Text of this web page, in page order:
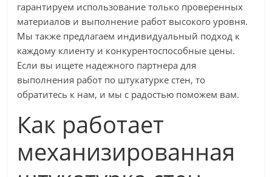
гарантируем использование только проверенных
материалов и выполнение работ высокого уровня.
Мы также предлагаем индивидуальный подход к
каждому клиенту и конкурентоспособные цены.
Если вы ищете надежного партнера для
выполнения работ по штукатурке стен, то
обратитесь к нам, и мы с радостью поможем вам.
Как работает
механизированная